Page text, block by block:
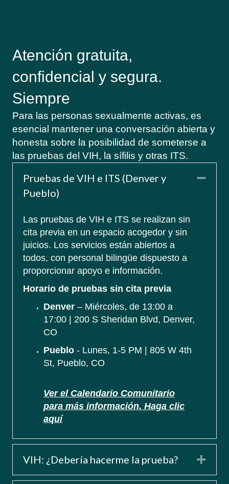
Atención gratuita,
confidencial y segura.
Siempre
Para las personas sexualmente activas, es
esencial mantener una conversación abierta y
honesta sobre la posibilidad de someterse a
las pruebas del VIH, la sífilis y otras ITS.
Pruebas de VIH e ITS (Denver y
Pueblo)
Las pruebas de VIH e ITS se realizan sin
cita previa en un espacio acogedor y sin
juicios. Los servicios están abiertos a
todos, con personal bilingüe dispuesto a
proporcionar apoyo e información.
Horario de pruebas sin cita previa
Denver – Miércoles, de 13:00 a
17:00 | 200 S Sheridan Blvd, Denver,
CO
Pueblo - Lunes, 1-5 PM | 805 W 4th
St, Pueblo, CO
Ver el Calendario Comunitario
para más información. Haga clic
aquí
VIH: ¿Debería hacerme la prueba?